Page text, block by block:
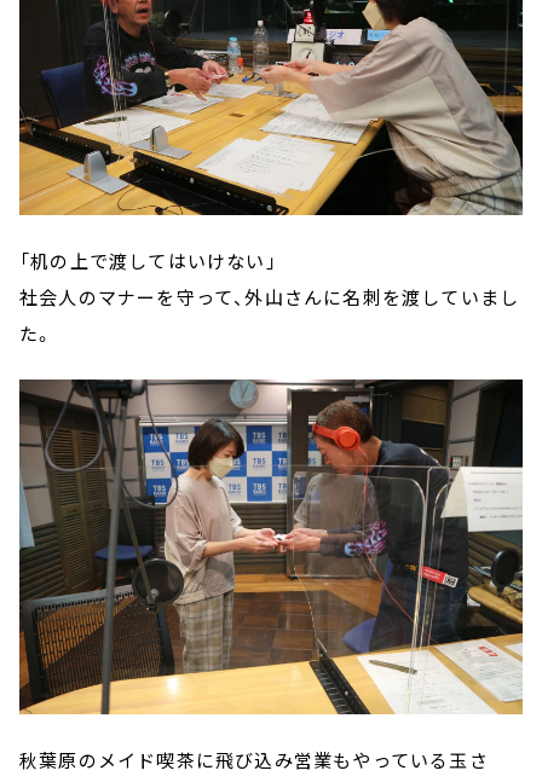
「机の上で渡してはいけない」
社会人のマナーを守って、外山さんに名刺を渡していまし
た。
秋葉原のメイド喫茶に飛び込み営業もやっている玉さ